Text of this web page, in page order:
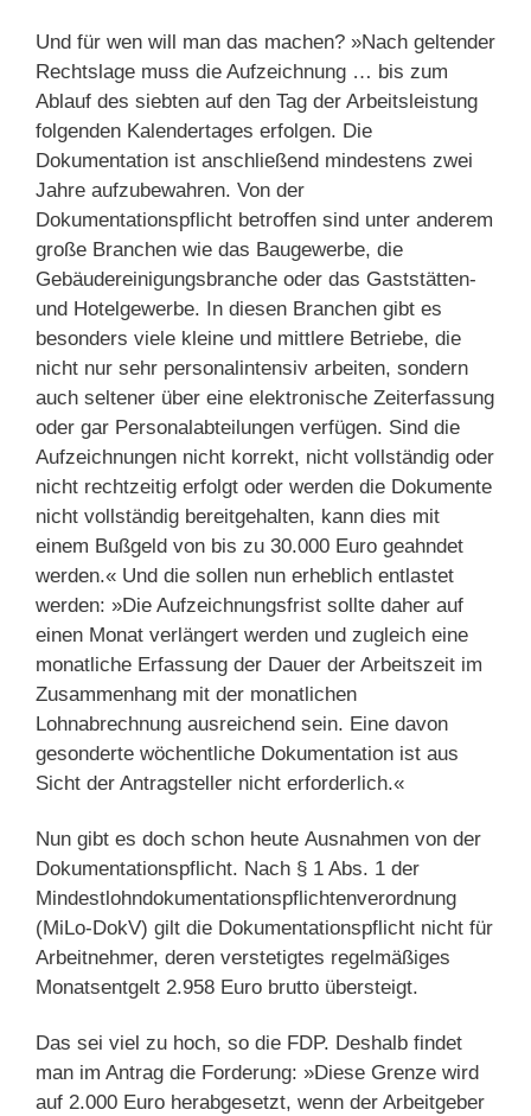
Und für wen will man das machen? »Nach geltender
Rechtslage muss die Aufzeichnung … bis zum
Ablauf des siebten auf den Tag der Arbeitsleistung
folgenden Kalendertages erfolgen. Die
Dokumentation ist anschließend mindestens zwei
Jahre aufzubewahren. Von der
Dokumentationspflicht betroffen sind unter anderem
große Branchen wie das Baugewerbe, die
Gebäudereinigungsbranche oder das Gaststätten-
und Hotelgewerbe. In diesen Branchen gibt es
besonders viele kleine und mittlere Betriebe, die
nicht nur sehr personalintensiv arbeiten, sondern
auch seltener über eine elektronische Zeiterfassung
oder gar Personalabteilungen verfügen. Sind die
Aufzeichnungen nicht korrekt, nicht vollständig oder
nicht rechtzeitig erfolgt oder werden die Dokumente
nicht vollständig bereitgehalten, kann dies mit
einem Bußgeld von bis zu 30.000 Euro geahndet
werden.« Und die sollen nun erheblich entlastet
werden: »Die Aufzeichnungsfrist sollte daher auf
einen Monat verlängert werden und zugleich eine
monatliche Erfassung der Dauer der Arbeitszeit im
Zusammenhang mit der monatlichen
Lohnabrechnung ausreichend sein. Eine davon
gesonderte wöchentliche Dokumentation ist aus
Sicht der Antragsteller nicht erforderlich.«
Nun gibt es doch schon heute Ausnahmen von der
Dokumentationspflicht. Nach § 1 Abs. 1 der
Mindestlohndokumentationspflichtenverordnung
(MiLo-DokV) gilt die Dokumentationspflicht nicht für
Arbeitnehmer, deren verstetigtes regelmäßiges
Monatsentgelt 2.958 Euro brutto übersteigt.
Das sei viel zu hoch, so die FDP. Deshalb findet
man im Antrag die Forderung: »Diese Grenze wird
auf 2.000 Euro herabgesetzt, wenn der Arbeitgeber